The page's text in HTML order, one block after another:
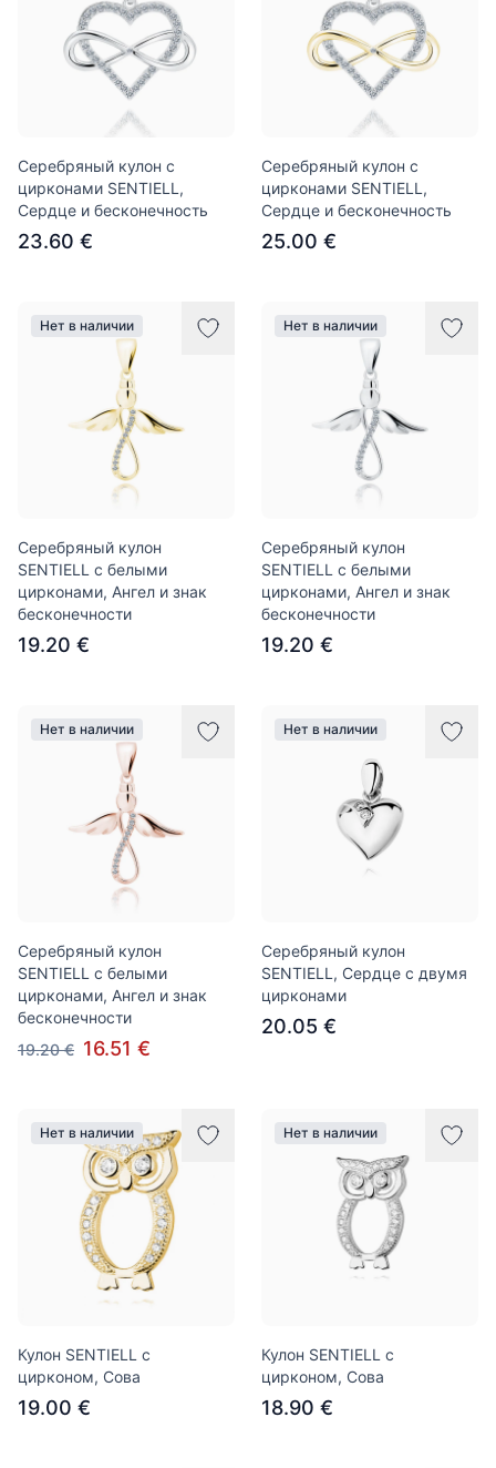
Серебряный кулон с
цирконами SENTIELL,
Сердце и бесконечность
23.60 €
Серебряный кулон с
цирконами SENTIELL,
Сердце и бесконечность
25.00 €
Нет в наличии
Серебряный кулон
SENTIELL с белыми
цирконами, Ангел и знак
бесконечности
19.20 €
Нет в наличии
Серебряный кулон
SENTIELL с белыми
цирконами, Ангел и знак
бесконечности
19.20 €
Нет в наличии
Серебряный кулон
SENTIELL с белыми
цирконами, Ангел и знак
бесконечности
19.20 € 16.51 €
Нет в наличии
Серебряный кулон
SENTIELL, Сердце с двумя
цирконами
20.05 €
Нет в наличии
Кулон SENTIELL с
цирконом, Сова
19.00 €
Нет в наличии
Кулон SENTIELL с
цирконом, Сова
18.90 €